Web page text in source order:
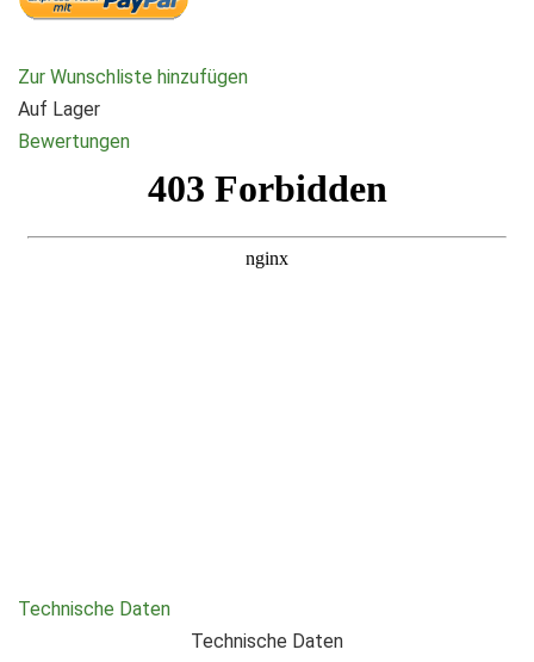
Zur Wunschliste hinzufügen
Auf Lager
Bewertungen
Technische Daten
Technische Daten